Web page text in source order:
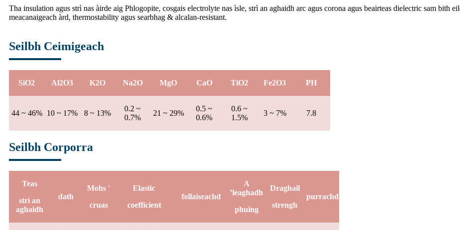
Tha insulation agus strì nas àirde aig Phlogopite, cosgais electrolyte nas ìsle, strì an aghaidh arc agus corona agus beairteas dielectric sam bith
meacanaigeach àrd, thermostability agus searbhag & alcalan-resistant.
Seilbh Ceimigeach
SiO2 Al2O3 K2O Na2O MgO CaO TiO2 Fe2O3 PH
44 ~ 46% 10 ~ 17% 8 ~ 13%
0.2 ~
0.7%
21 ~ 29%
0.5 ~
0.6%
0.6 ~
1.5%
3 ~ 7% 7.8
Seilbh Corporra
Teas
strì an
aghaidh
dath
Mohs '
cruas
Elastic
coefficient
follaiseachd
A
’leaghadh
phuing
Draghail
strengh
purrachd